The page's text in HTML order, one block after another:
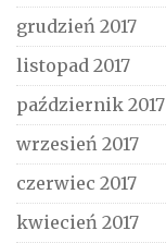
grudzień 2017
listopad 2017
październik 2017
wrzesień 2017
czerwiec 2017
kwiecień 2017